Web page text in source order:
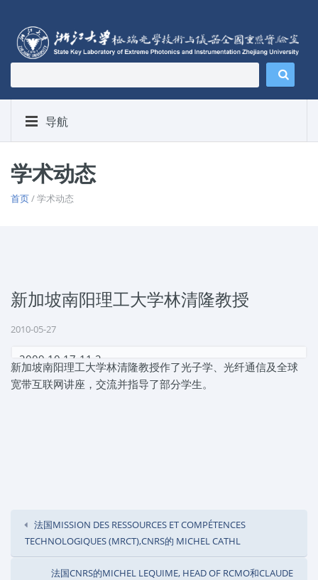
导航
学术动态
首页/ 学术动态
新加坡南阳理工大学林清隆教授
2010-05-27
2009.10.17-11.2
新加坡南阳理工大学林清隆教授作了光子学、光纤通信及全球
宽带互联网讲座，交流并指导了部分学生。
法国MISSION DES RESSOURCES ET COMPÉTENCES
TECHNOLOGIQUES (MRCT),CNRS的 MICHEL CATHL
法国CNRS的MICHEL LEQUIME, HEAD OF RCMO和CLAUDE